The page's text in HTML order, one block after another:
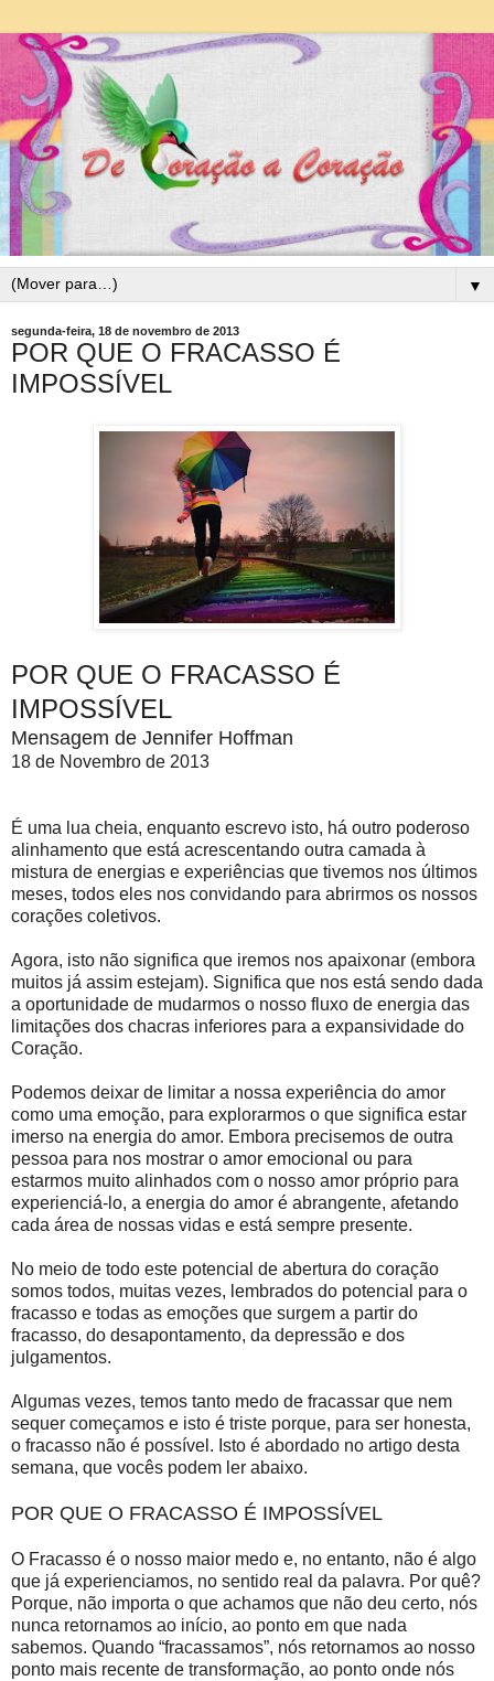
▼
segunda-feira, 18 de novembro de 2013
POR QUE O FRACASSO É
IMPOSSÍVEL
POR QUE O FRACASSO É
IMPOSSÍVEL
Mensagem de Jennifer Hoffman
18 de Novembro de 2013
É uma lua cheia, enquanto escrevo isto, há outro poderoso
alinhamento que está acrescentando outra camada à
mistura de energias e experiências que tivemos nos últimos
meses, todos eles nos convidando para abrirmos os nossos
corações coletivos.
Agora, isto não significa que iremos nos apaixonar (embora
muitos já assim estejam). Significa que nos está sendo dada
a oportunidade de mudarmos o nosso fluxo de energia das
limitações dos chacras inferiores para a expansividade do
Coração.
Podemos deixar de limitar a nossa experiência do amor
como uma emoção, para explorarmos o que significa estar
imerso na energia do amor. Embora precisemos de outra
pessoa para nos mostrar o amor emocional ou para
estarmos muito alinhados com o nosso amor próprio para
experienciá-lo, a energia do amor é abrangente, afetando
cada área de nossas vidas e está sempre presente.
No meio de todo este potencial de abertura do coração
somos todos, muitas vezes, lembrados do potencial para o
fracasso e todas as emoções que surgem a partir do
fracasso, do desapontamento, da depressão e dos
julgamentos.
Algumas vezes, temos tanto medo de fracassar que nem
sequer começamos e isto é triste porque, para ser honesta,
o fracasso não é possível. Isto é abordado no artigo desta
semana, que vocês podem ler abaixo.
POR QUE O FRACASSO É IMPOSSÍVEL
O Fracasso é o nosso maior medo e, no entanto, não é algo
que já experienciamos, no sentido real da palavra. Por quê?
Porque, não importa o que achamos que não deu certo, nós
nunca retornamos ao início, ao ponto em que nada
sabemos. Quando “fracassamos”, nós retornamos ao nosso
ponto mais recente de transformação, ao ponto onde nós